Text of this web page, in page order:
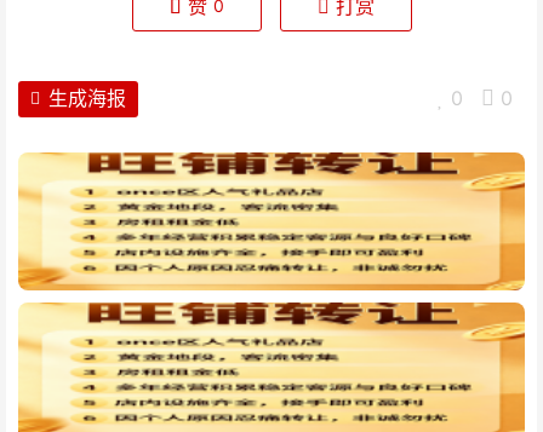
赞 0 打赏
0 0
生成海报